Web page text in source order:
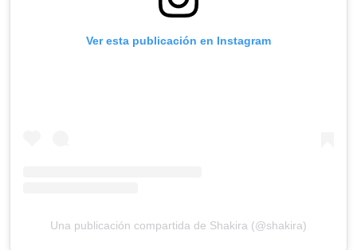
Ver esta publicación en Instagram
Una publicación compartida de Shakira (@shakira)